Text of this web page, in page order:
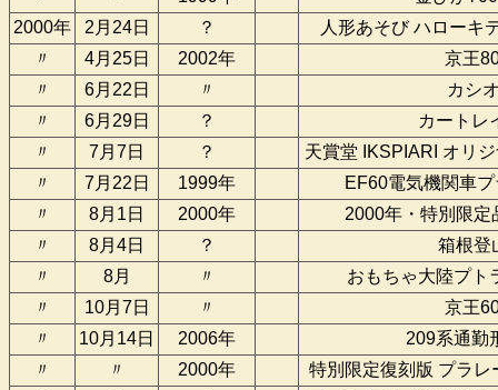
2000年
2月24日 ？
人形あそび ハローキ
〃
4月25日 2002年
京王
〃
6月22日 〃
カシ
〃
6月29日 ？
カートレ
〃
7月7日 ？
天賞堂 IKSPIARI オリ
〃
7月22日 1999年
EF60電気機関車
〃
8月1日 2000年
2000年・特別限定
〃
8月4日 ？
箱根登
〃
8月 〃
おもちゃ大陸プト
〃
10月7日 〃
京王
〃
10月14日 2006年
209系通勤
〃
〃 2000年
特別限定復刻版 プラ